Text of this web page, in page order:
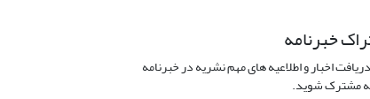
خبرنامه
اخبار و اطلاعیه های مهم نشریه در خبرنامه
مشترک شوید.